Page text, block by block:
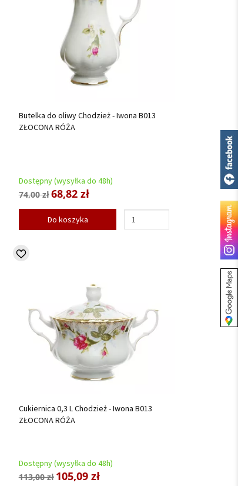
Butelka do oliwy Chodzież - Iwona B013
ZŁOCONA RÓŻA
Dostępny (wysyłka do 48h)
74,00 zł68,82 zł
Do koszyka
Cukiernica 0,3 L Chodzież - Iwona B013
ZŁOCONA RÓŻA
Dostępny (wysyłka do 48h)
113,00 zł 105,09 zł